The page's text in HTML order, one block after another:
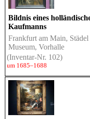
Bildnis eines
Kaufmanns
Frankfurt am Main, Städel
Museum, Vorhalle
(Inventar-Nr. 102)
um 1685–1688